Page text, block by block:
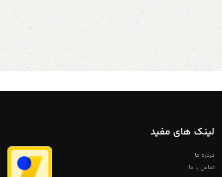
آویز لباس دیواری اتاق
کودک ۴ تایی
معمولا اکسسوری ها و تزئینات اتاق
کودک برای زیباتر کردن اتاق بچه
هستند که علاوه بر آن در رشد و
پرورش کودک نیز تاثیر دارند. خرید
چوب لباسی کودک می تواند به مرتب
محصول : دستگیره لباس چوبی ماه
برای اطلاعات بیشتر از طریق دایرکت و
واتساپ و تلگرام پیام بدید لطفا توجه
دست ساز بودن محصولا چوبی
خریداری شده لزوما محصولات در
تصویر نیست. ممکن است بسیار کم
لینک های مفید
درباره ما
تماس با ما